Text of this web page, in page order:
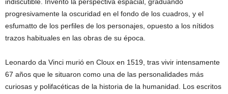
indiscutible. Inventó la perspectiva espacial, graduando
progresivamente la oscuridad en el fondo de los cuadros, y el
esfumatto de los perfiles de los personajes, opuesto a los nítidos
trazos habituales en las obras de su época.
Leonardo da Vinci murió en Cloux en 1519, tras vivir intensamente
67 años que le situaron como una de las personalidades más
curiosas y polifacéticas de la historia de la humanidad. Los escritos